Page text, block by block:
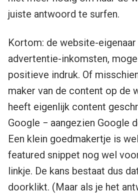
juiste antwoord te surfen.
Kortom: de website-
advertentie-inkomsten,
positieve indruk. Of
maker van de content op de
heeft eigenlijk content
Google − aangezien Google
Een klein goedmakertje is
featured snippet nog wel
linkje. De kans bestaat dus
doorklikt. (Maar als je het